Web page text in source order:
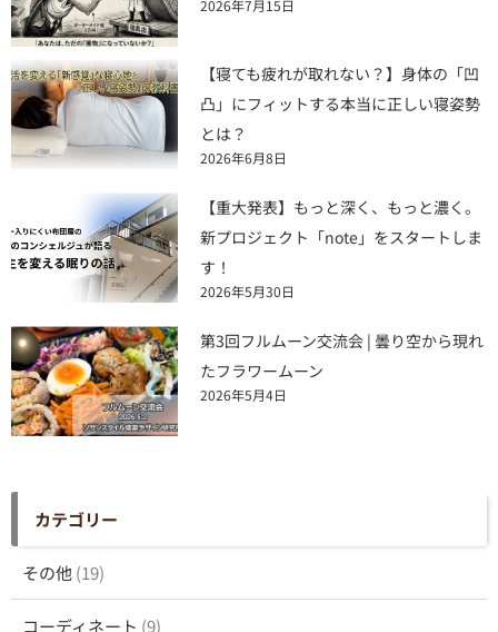
2026年7月15日
【寝ても疲れが取れない？】身体の「凹
凸」にフィットする本当に正しい寝姿勢
とは？
2026年6月8日
【重大発表】もっと深く、もっと濃く。
新プロジェクト「note」をスタートしま
す！
2026年5月30日
第3回フルムーン交流会 | 曇り空から現れ
たフラワームーン
2026年5月4日
カテゴリー
その他(19)
コーディネート (9)